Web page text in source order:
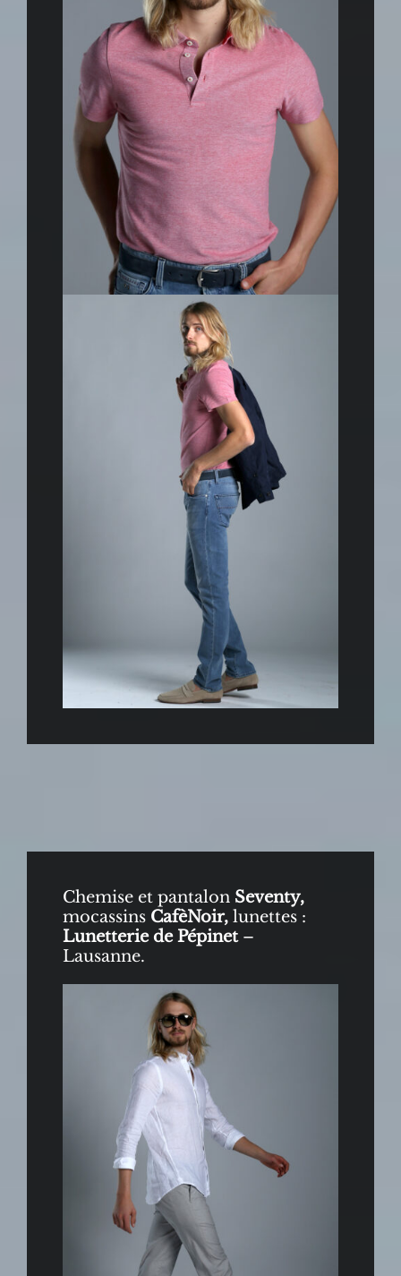
Chemise et pantalon Seventy,
mocassins CafèNoir,lunettes :
Lunetterie de Pépinet–
Lausanne.